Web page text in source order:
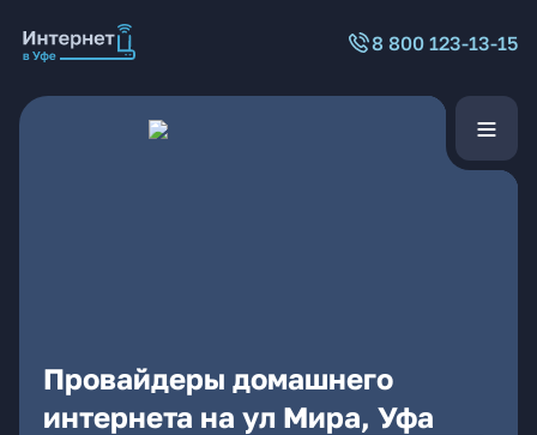
8 800 123-13-15
Провайдеры домашнего
интернета на ул Мира, Уфа